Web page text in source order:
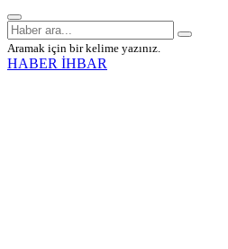
Aramak için bir kelime yazınız.
HABER İHBAR